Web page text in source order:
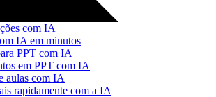
com IA
IA em minutos
PPT com IA
em PPT com IA
aulas com IA
rapidamente com a IA